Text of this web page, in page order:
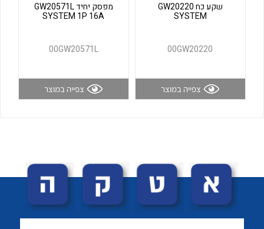
שקע כח GW20220
SYSTEM
00GW20220
צפייה במוצר
מפסק יחיד GW20571L
SYSTEM 1P 16A
00GW20571L
צפייה במוצר